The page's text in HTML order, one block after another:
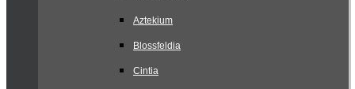
Aztekium
Blossfeldia
Cintia